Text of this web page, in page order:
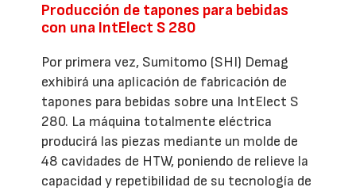
Producción de tapones para bebidas
con una IntElect S 280
Por primera vez, Sumitomo (SHI) Demag
exhibirá una aplicación de fabricación de
tapones para bebidas sobre una IntElect S
280. La máquina totalmente eléctrica
producirá las piezas mediante un molde de
48 cavidades de HTW, poniendo de relieve la
capacidad y repetibilidad de su tecnología de